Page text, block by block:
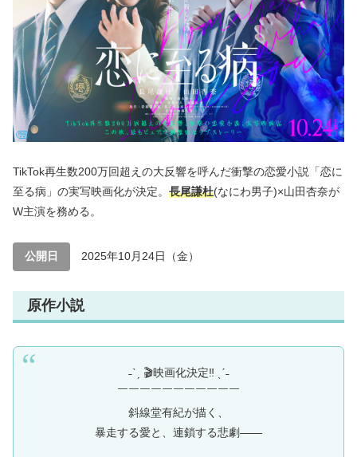
TikTok再生数200万回超えの大反響を呼んだ衝撃の恋愛小説「恋に
至る病」の実写映画化が決定。 長尾謙杜(なにわ男子)×山田杏奈が
W主演を務める。
公開日 2025年10月24日（金）
原作小説
˗ˋˏ 🎬映画化決定‼ ˎˊ˗
￣￣￣￣￣￣￣￣￣￣￣
斜線堂有紀が描く、
暴走する愛と、連鎖する悲劇――